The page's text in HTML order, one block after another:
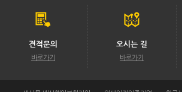
견적문의
바로가기
오시는 길
바로가기